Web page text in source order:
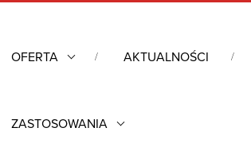
OFERTA AKTUALNOŚCI
ZASTOSOWANIA
Obudowy przemysłowe